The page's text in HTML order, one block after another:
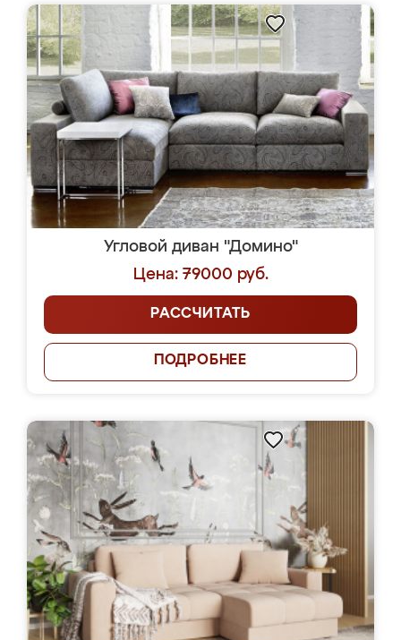
Угловой диван "Домино"
Цена: 79000 руб.
РАССЧИТАТЬ
ПОДРОБНЕЕ